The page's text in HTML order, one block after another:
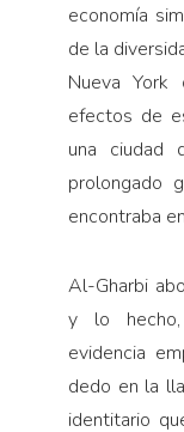
economía
de la
Nueva York
efectos de
una ciudad
prolongado
encontraba
Al-Gharbi
y lo hecho,
evidencia
dedo en la
identitario